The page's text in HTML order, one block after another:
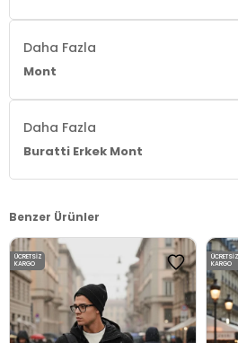
Daha Fazla
Mont
Daha Fazla
Buratti Erkek Mont
Benzer Ürünler
ÜCRETSIZ
KARGO
ÜCRETSIZ
KARGO